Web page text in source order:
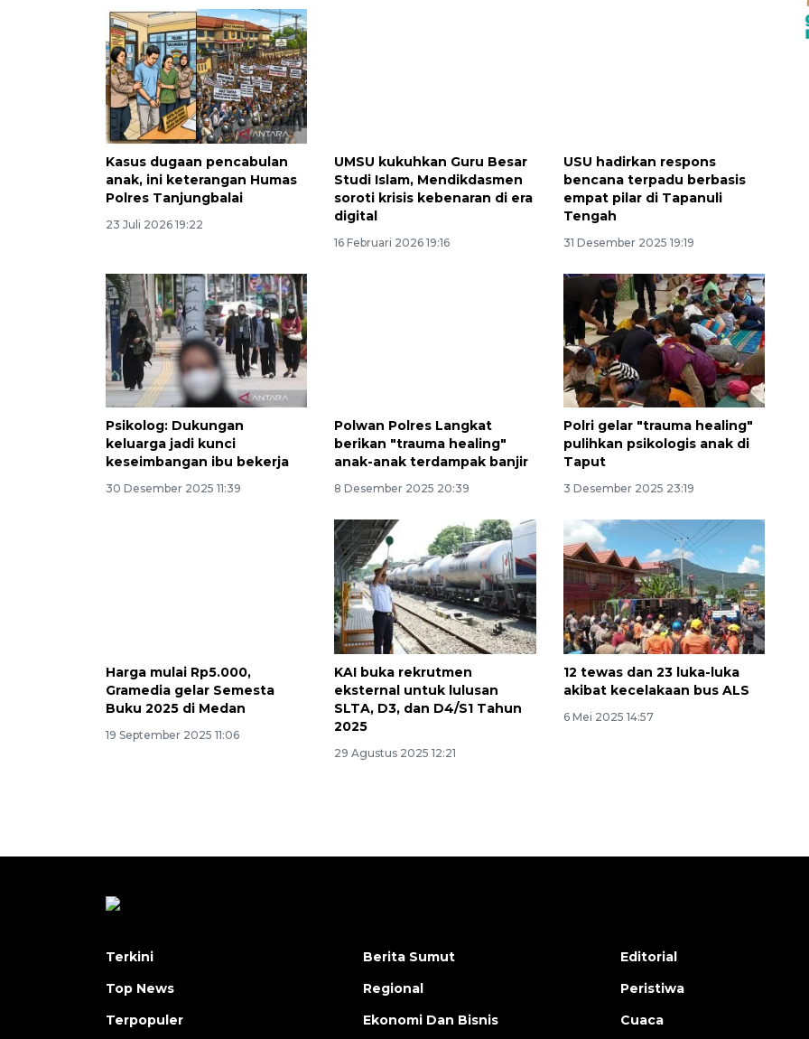
Kasus dugaan pencabulan
anak, ini keterangan Humas
Polres Tanjungbalai
23 Juli 2026 19:22
UMSU kukuhkan Guru Besar
Studi Islam, Mendikdasmen
soroti krisis kebenaran di era
digital
16 Februari 2026 19:16
USU hadirkan respons
bencana terpadu berbasis
empat pilar di Tapanuli
Tengah
31 Desember 2025 19:19
Psikolog: Dukungan
keluarga jadi kunci
keseimbangan ibu bekerja
30 Desember 2025 11:39
Polwan Polres Langkat
berikan "trauma healing"
anak-anak terdampak banjir
8 Desember 2025 20:39
Polri gelar "trauma healing"
pulihkan psikologis anak di
Taput
3 Desember 2025 23:19
Harga mulai Rp5.000,
Gramedia gelar Semesta
Buku 2025 di Medan
19 September 2025 11:06
KAI buka rekrutmen
eksternal untuk lulusan
SLTA, D3, dan D4/S1 Tahun
2025
29 Agustus 2025 12:21
12 tewas dan 23 luka-luka
akibat kecelakaan bus ALS
6 Mei 2025 14:57
Vaksin HPV untuk siswa laki-
Terkini
Top News
Terpopuler
Berita Sumut
Regional
Ekonomi Dan Bisnis
Editorial
Peristiwa
Cuaca